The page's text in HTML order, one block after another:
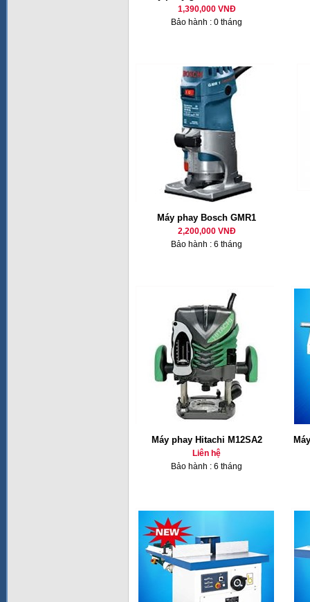
1,390,000 VNĐ
Bảo hành : 0 tháng
Máy phay Bosch GMR1
2,200,000 VNĐ
Bảo hành : 6 tháng
Máy phay Hitachi M12SA2
Liên hệ
Bảo hành : 6 tháng